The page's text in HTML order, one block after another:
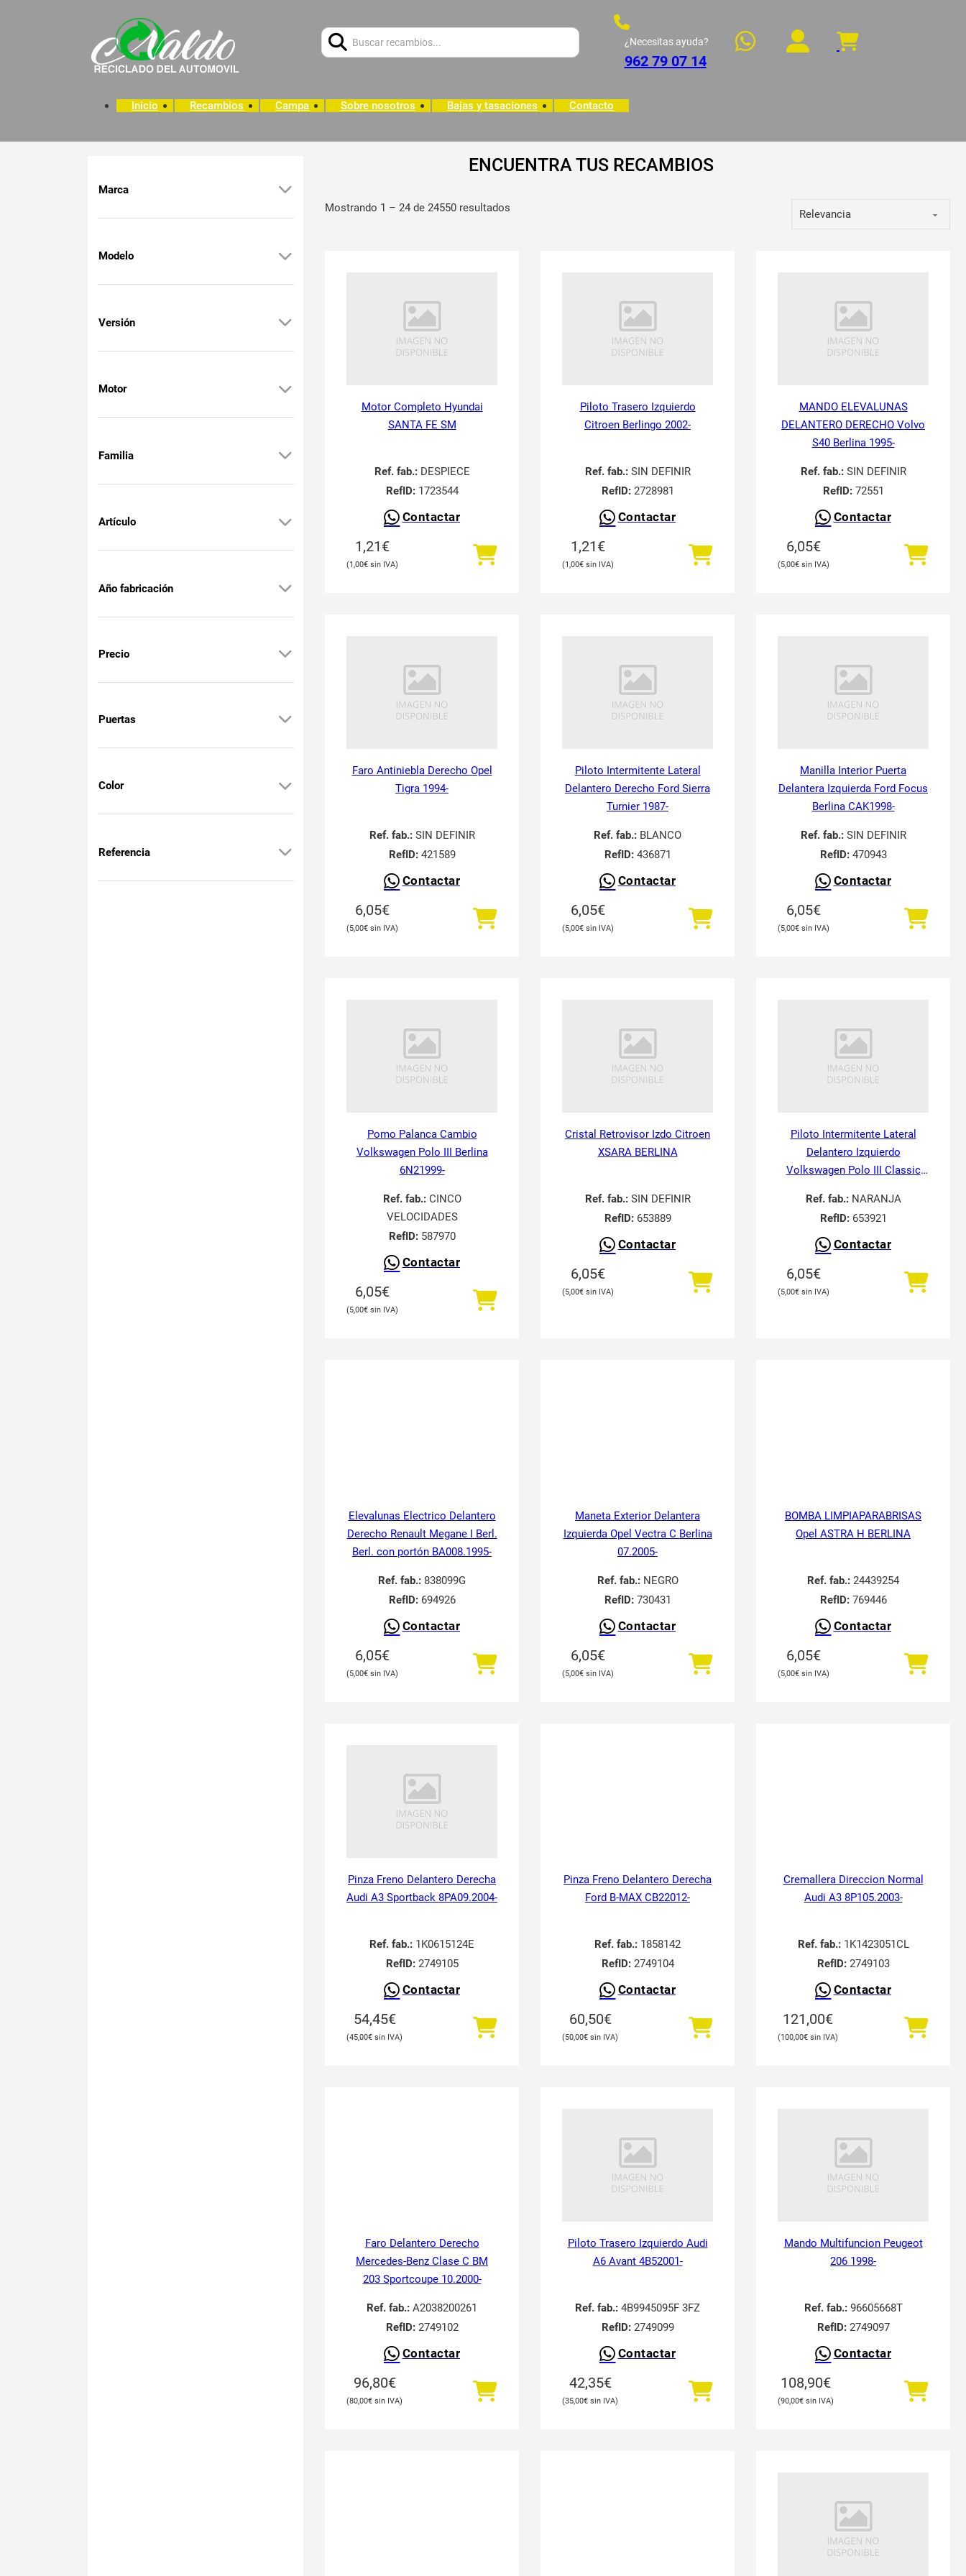
¿Necesitas ayuda?
962 79 07 14
Inicio Recambios Campa Sobre nosotros Bajas y tasaciones Contacto
ENCUENTRA TUS RECAMBIOS
Marca
Modelo
Versión
Motor
Familia
Artículo
Año fabricación
Precio
Puertas
Color
Referencia
Mostrando 1 – 24 de 24550 resultados
Motor Completo Hyundai
SANTA FE SM
Ref. fab.:DESPIECE
RefID:1723544
Contactar
1,21€
1,00€
Piloto Trasero Izquierdo
Citroen Berlingo 2002-
Ref. fab.:SIN DEFINIR
RefID:2728981
Contactar
1,21€
1,00€
MANDO ELEVALUNAS
DELANTERO DERECHO Volvo
S40 Berlina 1995-
Ref. fab.:SIN DEFINIR
RefID:72551
Contactar
6,05€
5,00€
Faro Antiniebla Derecho Opel
Tigra 1994-
Ref. fab.:SIN DEFINIR
RefID:421589
Contactar
6,05€
5,00€
Piloto Intermitente Lateral
Delantero Derecho Ford Sierra
Turnier 1987-
Ref. fab.: BLANCO
RefID:436871
Contactar
6,05€
5,00€
Manilla Interior Puerta
Delantera Izquierda Ford Focus
Berlina CAK1998-
Ref. fab.:SIN DEFINIR
RefID:470943
Contactar
6,05€
5,00€
Pomo Palanca Cambio
Volkswagen Polo III Berlina
6N21999-
Ref. fab.:CINCO
VELOCIDADES
RefID:587970
Contactar
6,05€
5,00€
Cristal Retrovisor Izdo Citroen
XSARA BERLINA
Ref. fab.:SIN DEFINIR
RefID:653889
Contactar
6,05€
5,00€
Piloto Intermitente Lateral
Delantero Izquierdo
Volkswagen Polo III Classic
Ref. fab.:NARANJA
RefID:653921
Contactar
6,05€
5,00€
Elevalunas Electrico Delantero
Derecho Renault Megane I Berl.
Berl. con portón BA008.1995-
Ref. fab.: 838099G
RefID:694926
Contactar
6,05€
5,00€
Maneta Exterior Delantera
Izquierda Opel Vectra C Berlina
07.2005-
Ref. fab.:NEGRO
RefID:730431
Contactar
6,05€
5,00€
BOMBA LIMPIAPARABRISAS
Opel ASTRA H BERLINA
Ref. fab.: 24439254
RefID:769446
Contactar
6,05€
5,00€
Pinza Freno Delantero Derecha
Audi A3 Sportback 8PA09.2004-
Ref. fab.: 1K0615124E
RefID:2749105
Contactar
54,45€
45,00€
Pinza Freno Delantero Derecha
Ford B-MAX CB22012-
Ref. fab.: 1858142
RefID:2749104
Contactar
60,50€
50,00€
Cremallera Direccion Normal
Audi A3 8P105.2003-
Ref. fab.:1K1423051CL
RefID:2749103
Contactar
121,00€
100,00€
Faro Delantero Derecho
Mercedes-Benz Clase C BM
203 Sportcoupe 10.2000-
Ref. fab.: A2038200261
RefID:2749102
Contactar
96,80€
80,00€
Piloto Trasero Izquierdo Audi
A6 Avant 4B52001-
Ref. fab.: 4B9945095F 3FZ
RefID:2749099
Contactar
42,35€
35,00€
Mando Multifuncion Peugeot
206 1998-
Ref. fab.:96605668T
RefID:2749097
Contactar
108,90€
90,00€